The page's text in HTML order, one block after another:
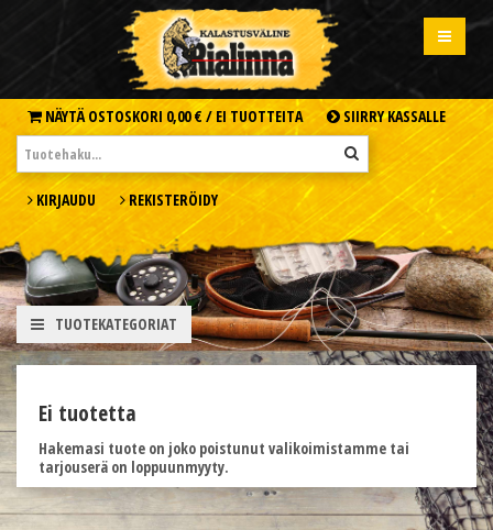
NÄYTÄ OSTOSKORI 0,00 € / EI TUOTTEITA SIIRRY KASSALLE
KIRJAUDU REKISTERÖIDY
TUOTEKATEGORIAT
Ei tuotetta
Hakemasi tuote on joko poistunut valikoimistamme tai
tarjouserä on loppuunmyyty.